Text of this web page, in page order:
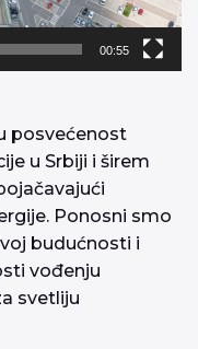
00:55
posvećenost
u Srbiji i širem
Ponosni smo
budućnosti i
vođenju
svetliju